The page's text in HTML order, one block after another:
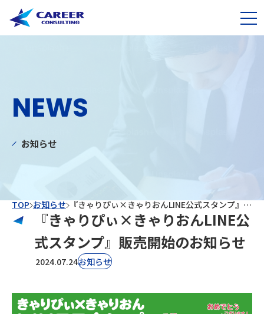
NEWS
お知らせ
TOP お知らせ 『きゃりぴぃ×きゃりおんLINE公式スタンプ』販売開始のお知らせ
『きゃりぴぃ×きゃりおんLINE公
式スタンプ』販売開始のお知らせ
2024.07.24お知らせ